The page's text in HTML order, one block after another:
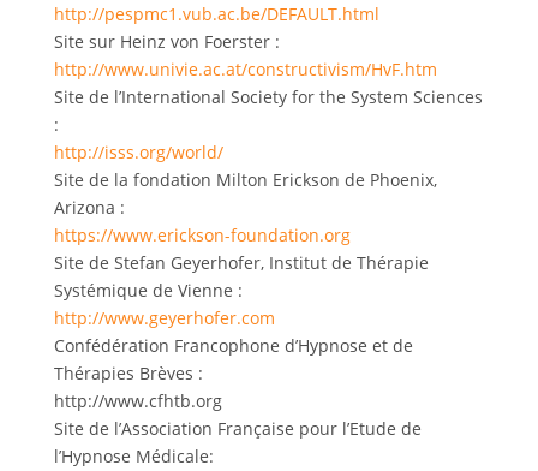
http://pespmc1.vub.ac.be/DEFAULT.html
Site sur Heinz von Foerster :
http://www.univie.ac.at/constructivism/HvF.htm
Site de l’International Society for the System Sciences
:
http://isss.org/world/
Site de la fondation Milton Erickson de Phoenix,
Arizona :
https://www.erickson-foundation.org
Site de Stefan Geyerhofer, Institut de Thérapie
Systémique de Vienne :
http://www.geyerhofer.com
Confédération Francophone d’Hypnose et de
Thérapies Brèves :
http://www.cfhtb.org
Site de l’Association Française pour l’Etude de
l’Hypnose Médicale: